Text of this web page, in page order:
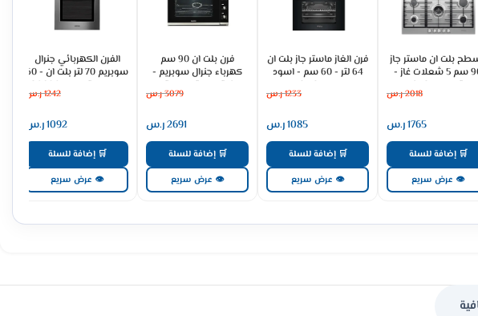
بلت ان ماستر جاز
90 سم 5 شعلات غاز -
ستيل H95GLFX
2018ر.س
1765ر.س
🛒 إضافة للسلة
👁 عرض سريع
فرن الغاز ماستر جاز بلت ان
64 لتر - 60 سم - اسود
MGBGF-HIB
1233ر.س
1085ر.س
🛒 إضافة للسلة
👁 عرض سريع
فرن بلت ان 90 سم
كهرباء جنرال سوبريم -
93 لتر ديجيتال - ستيل
GS90OEX
3079ر.س
2691ر.س
🛒 إضافة للسلة
👁 عرض سريع
الفرن الكهربائي جنرال
سوبريم 70 لتر بلت ان - 60
سم - ستيل GS60OMX
1242ر.س
1092ر.س
🛒 إضافة للسلة
👁 عرض سريع